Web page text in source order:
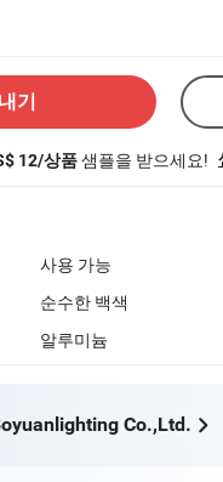
기
12/상품샘플을 받으세요!
사용 가능
순수한 백색
알루미늄
Co.,Ltd.